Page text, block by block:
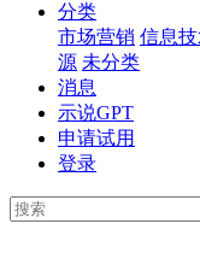
分类
市场营销 信息
源 未分类
消息
示说GPT
申请试用
登录